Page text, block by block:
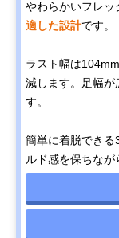
やわらかいフレッ
適した設計です。
ラスト幅は
減します。足幅が
す。
簡単に着脱できる
ルド感を保ちなが